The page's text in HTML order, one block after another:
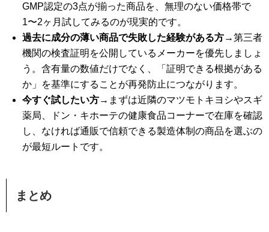
GMP認定の3点が揃った商品を、無理のない価格帯で
1〜2ヶ月試してみるのが現実的です。
過去に成分の薄い商品で失敗した経験がある方→第三者
機関の検査証明を公開しているメーカーを優先しましょ
う。含有量の数値だけでなく、「証明できる根拠がある
か」を基準にすることが再発防止につながります。
今すぐ試したい方→まずは近隣のマツモトキヨシやスギ
薬局、ドン・キホーテの健康食品コーナーで在庫を確認
し、なければ通販で信頼できる製造体制の商品を選ぶの
が最短ルートです。
まとめ